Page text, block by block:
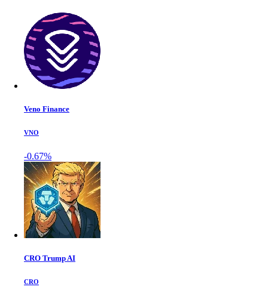
Veno Finance
VNO
-0.67%
CRO Trump AI
CRO